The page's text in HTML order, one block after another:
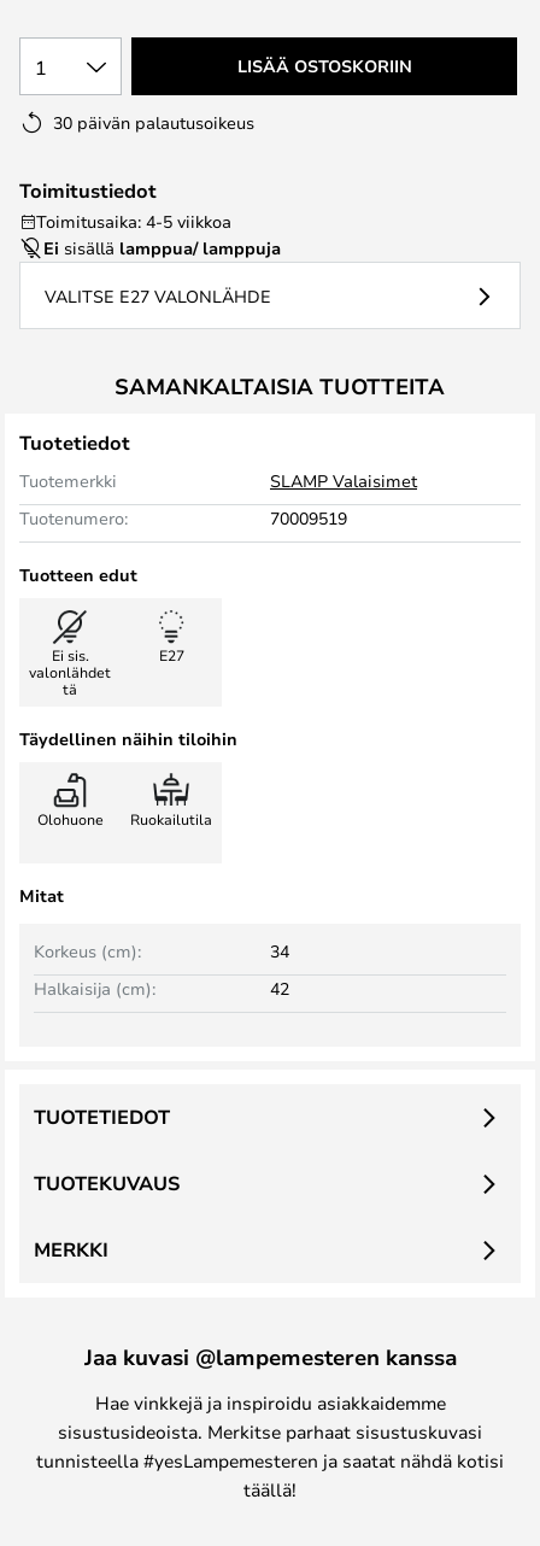
1 LISÄÄ OSTOSKORIIN
30 päivän palautusoikeus
Toimitustiedot
Toimitusaika: 4-5 viikkoa
Ei sisällä lamppua/ lamppuja
VALITSE E27 VALONLÄHDE
SAMANKALTAISIA TUOTTEITA
Tuotetiedot
Tuotemerkki
SLAMP Valaisimet
Tuotenumero:
70009519
Tuotteen edut
Ei sis.
valonlähdet
tä
E27
Täydellinen näihin tiloihin
Olohuone Ruokailutila
Mitat
Korkeus (cm):
34
Halkaisija (cm):
42
TUOTEKUVAUS
TUOTETIEDOT
MERKKI
Jaa kuvasi @lampemesteren kanssa
Hae vinkkejä ja inspiroidu asiakkaidemme
sisustusideoista. Merkitse parhaat sisustuskuvasi
tunnisteella #yesLampemesteren ja saatat nähdä kotisi
täällä!